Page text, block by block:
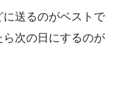
送るのがベストで
次の日にするのが